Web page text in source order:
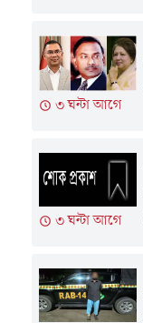
৩ ঘন্টা আগে
৩ ঘন্টা আগে